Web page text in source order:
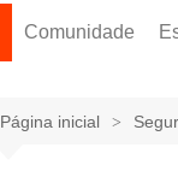
Comunidade
Página inicial